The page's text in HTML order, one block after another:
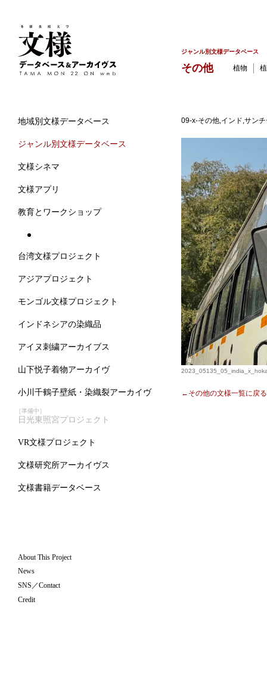
地域別文様データベース
ジャンル別文様データベース
文様シネマ
文様アプリ
教育とワークショップ
台湾文様プロジェクト
アジアプロジェクト
モンゴル文様プロジェクト
インドネシアの染織品
アイヌ刺繍アーカイブス
山下悦子着物アーカイヴ
小川千鶴子壁紙・染織裂アーカイヴ
［準備中］
日光東照宮プロジェクト
VR文様プロジェクト
文様研究所アーカイヴス
文様書籍データベース
About This Project
News
SNS／Contact
Credit
ジャンル別文様データベース
その他 植物
09-x-その他,インド,サン
←その他の文様一覧に戻る